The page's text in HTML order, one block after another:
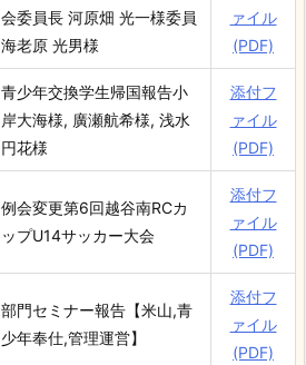
会委員長 河原畑 光一様委員
海老原 光男様
ァイル
(PDF)
青少年交換学生帰国報告小
岸大海様, 廣瀬航希様, 浅水
円花様
添付フ
ァイル
(PDF)
例会変更第6回越谷南RCカ
ップU14サッカー大会
添付フ
ァイル
(PDF)
部門セミナー報告【米山,青
少年奉仕,管理運営】
添付フ
ァイル
(PDF)